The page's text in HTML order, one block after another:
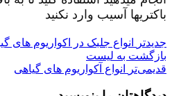
باکتریها آسیب وارد نکنید
جدیدتر
انواع جلبک در اکواریوم های
بازگشت به لیست
قدیمی‌تر
انواع آکواریوم های گیاهی